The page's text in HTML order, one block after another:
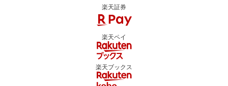
楽天証券
楽天ペイ
楽天ブックス